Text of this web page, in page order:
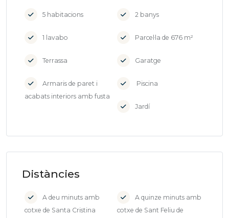
5 habitacions 2 banys
1 lavabo Parcel·la de 676 m²
Terrassa Garatge
Armaris de paret i
acabats interiors amb fusta
Piscina
Jardí
Distàncies
A deu minuts amb
cotxe de Santa Cristina
A quinze minuts amb
cotxe de Sant Feliu de